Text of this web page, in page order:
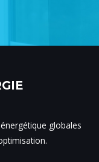
globales